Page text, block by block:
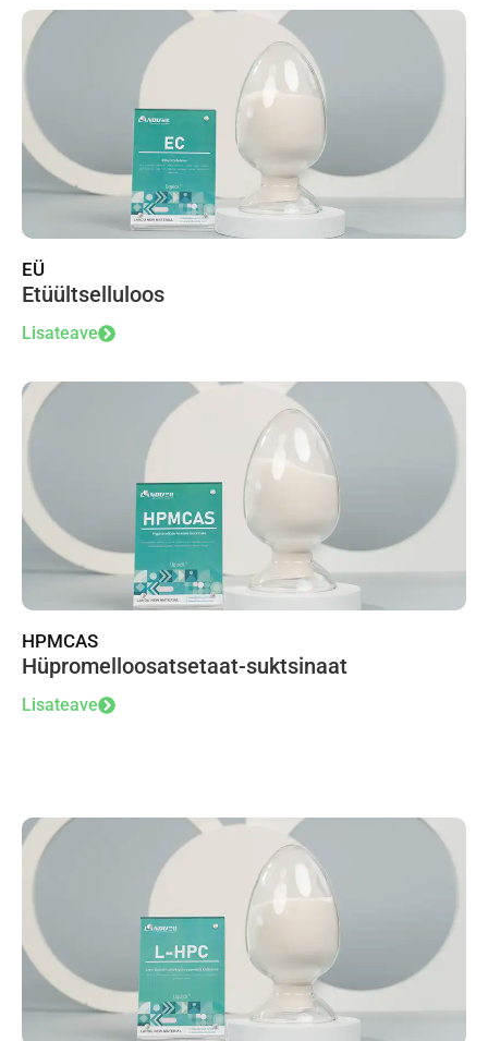
EÜ
Etüültselluloos
Lisateave
HPMCAS
Hüpromelloosatsetaat-suktsinaat
Lisateave